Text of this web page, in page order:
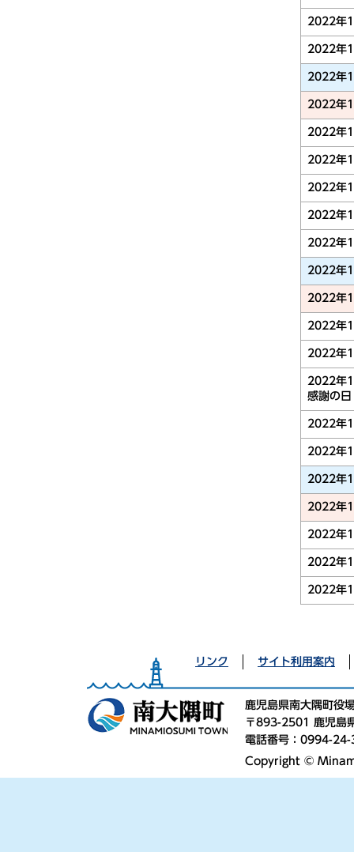
2022年
2022年
2022年
2022年
2022年
2022年
2022年
2022年
2022年
2022年
2022年
2022年
2022年
2022年
感謝の日
2022年
2022年
2022年
2022年
2022年
2022年
2022年
リンク サイト利用案内
鹿児島県南大隅町役
〒893-2501 鹿児島
電話番号：0994-
Copyright ©